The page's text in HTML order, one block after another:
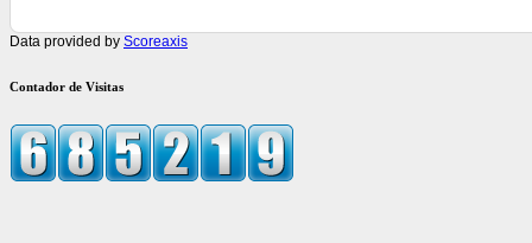
Data provided by Scoreaxis
Contador de Visitas